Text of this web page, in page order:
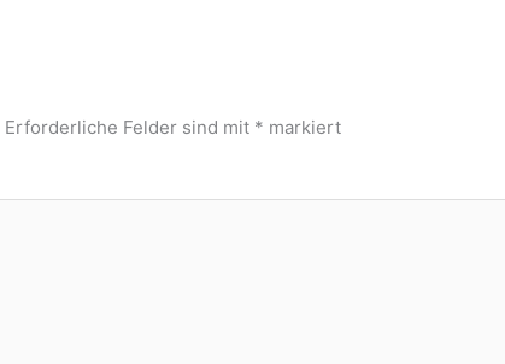
Erforderliche Felder sind mit * markiert